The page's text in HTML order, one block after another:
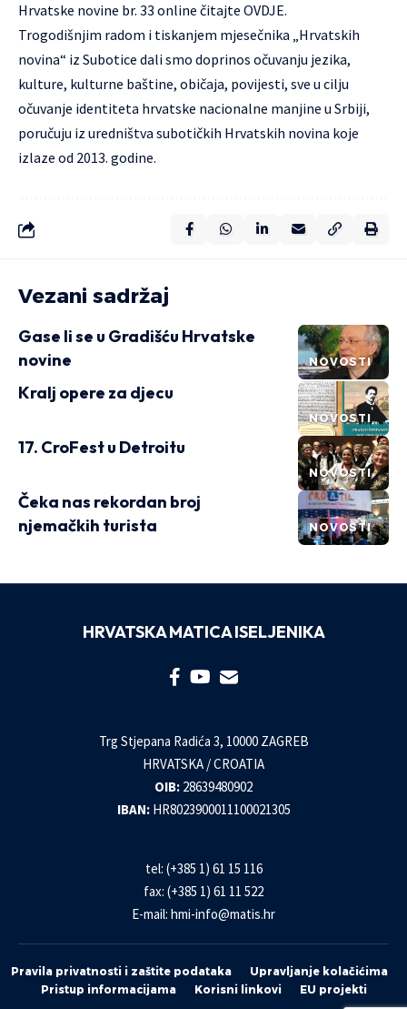
Hrvatske novine br. 33 online čitajte OVDJE.
Trogodišnjim radom i tiskanjem mjesečnika „Hrvatskih
novina“ iz Subotice dali smo doprinos očuvanju jezika,
kulture, kulturne baštine, običaja, povijesti, sve u cilju
očuvanje identiteta hrvatske nacionalne manjine u Srbiji,
poručuju iz uredništva subotičkih Hrvatskih novina koje
izlaze od 2013. godine.
Vezani sadržaj
NOVOSTI
Gase li se u Gradišću Hrvatske
novine
NOVOSTI
Kralj opere za djecu
NOVOSTI
17. CroFest u Detroitu
NOVOSTI
Čeka nas rekordan broj
njemačkih turista
HRVATSKA MATICA ISELJENIKA
Trg Stjepana Radića 3, 10000 ZAGREB
HRVATSKA / CROATIA
OIB: 28639480902
IBAN: HR8023900011100021305
tel: (+385 1) 61 15 116
fax: (+385 1) 61 11 522
E-mail: hmi-info@matis.hr
Pravila privatnosti i zaštite podataka
Upravljanje kolačićima
Pristup informacijama
Korisni linkovi EU projekti